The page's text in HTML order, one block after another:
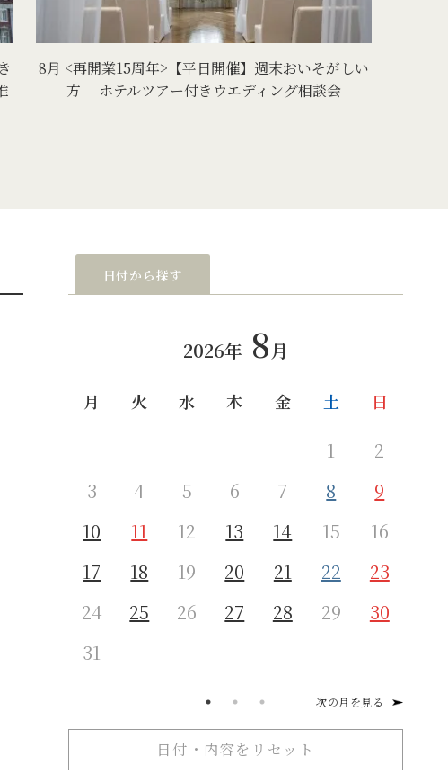
8月 <再開業15周年>【平日開催】週末おいそがしい
方 │ホテルツアー付きウエディング相談会
日付から探す
2026年 8月
月 火 水 木 金 土 日
1
2
3
4 5 6 7 8
9
10
11 12 13 14 15
16
17
18 19 20 21 22
23
24
25 26 27 28 29
30
31
次の月を見る
日付・内容をリセット